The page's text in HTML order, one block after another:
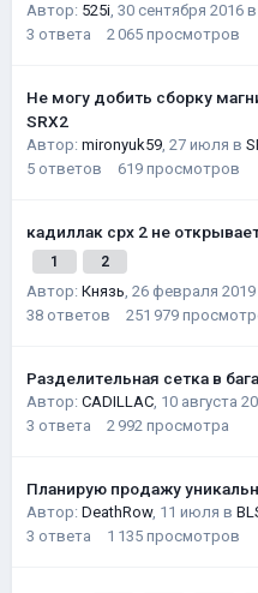
Автор: 525i, 30 сентября 2016 в
3 ответа 2 065 просмотров
Не могу добить сборку
SRX2
Автор: mironyuk59, 27 июля в
5 ответов 619 просмотров
кадиллак срх 2 не
1 2
Автор: Князь, 26 февраля 2019
38 ответов 251 979
Разделительная сетка в
Автор: CADILLAC, 10 августа
3 ответа 2 992 просмотра
Планирую продажу
Автор: DeathRow, 11 июля в
3 ответа 1 135 просмотров